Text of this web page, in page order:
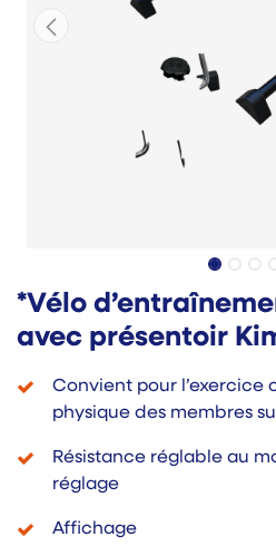
*Vélo
avec présentoir
Convient pour l’exercice
physique des membres
Résistance réglable au
réglage
Affichage